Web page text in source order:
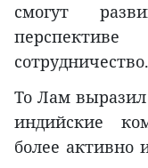
смогут
сотрудничество.
То Лам
индийские
более активно